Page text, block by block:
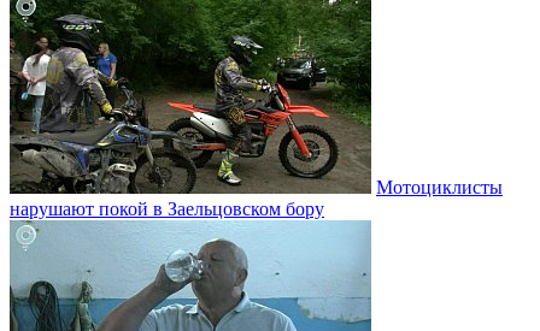
Мотоциклисты
нарушают покой в Заельцовском бору